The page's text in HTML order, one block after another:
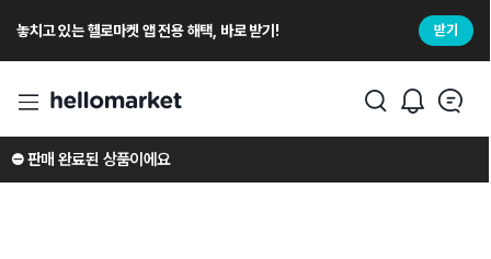
놓치고 있는 헬로마켓 앱 전용 해택, 바로 받기! 받기
⛔️ 판매 완료된 상품이에요